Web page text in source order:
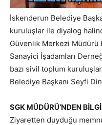
İskenderun Belediye
kuruluşlar ile diyalog
Güvenlik Merkezi Müdürü
Sanayici İşadamları
bazı sivil toplum
Belediye Başkanı Seyfi
SGK MÜDÜRÜ’NDEN
Ziyaretten duyduğu